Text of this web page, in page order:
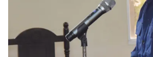
Đài Truyền hình Việt
Cơ quan báo chí:Thời báo VTV
Giấy phép hoạt động báo in và báo điện tử
cấp ngày 29/12/2023